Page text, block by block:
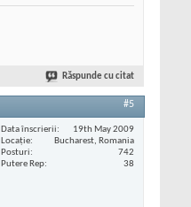
Răspunde cu citat
#5
Data înscrierii
19th May 2009
Locaţie
Bucharest, Romania
Posturi
742
Putere Rep
38